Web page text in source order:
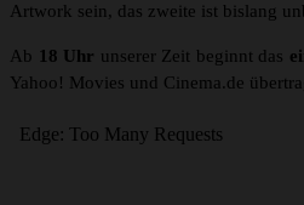
Artwork sein, das zweite ist bislang
Ab 18 Uhr unserer Zeit beginnt das
Yahoo! Movies und Cinema.de